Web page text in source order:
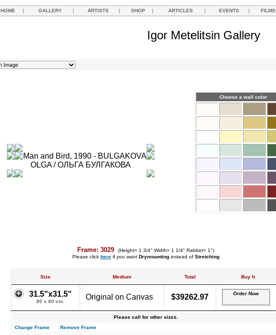
HOME | GALLERY | ARTISTS | SHOP | ARTICLES | EVENTS | FILMS
Igor Metelitsin Gallery
Choose a wall color
Frame: 3029
(Height= 1 3/4" Width= 1 1/4" Rabbet= 1")
Please click hereif you want Drymountinginstead of Stretching
Size Medium Total Buy It
31.5"x31.5"
80 x 80 cm.
Original on Canvas $39262.97 Order Now
Please call for other sizes.
Change Frame
Remove Frame